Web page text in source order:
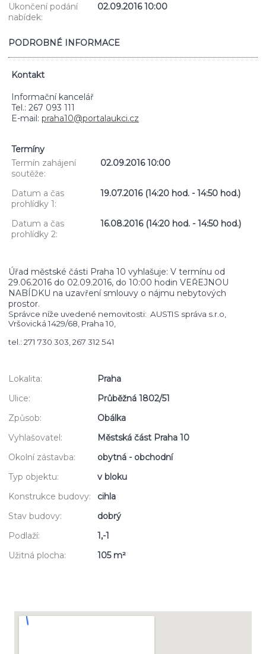
Ukončení podání
nabídek:
02.09.2016 10:00
PODROBNÉ INFORMACE
Kontakt
Informační kancelář
Tel.: 267 093 111
E-mail: praha10@portalaukci.cz
Termíny
Termín zahájení
soutěže:
02.09.2016 10:00
Datum a čas
prohlídky 1:
19.07.2016 (14:20 hod. - 14:50 hod.)
Datum a čas
prohlídky 2:
16.08.2016 (14:20 hod. - 14:50 hod.)
Úřad městské části Praha 10 vyhlašuje: V termínu od
29.06.2016 do 02.09.2016, do 10:00 hodin VEŘEJNOU
NABÍDKU na uzavření smlouvy o nájmu nebytových
prostor.
Správce níže uvedené nemovitosti: AUSTIS správa s.r.o,
Vršovická 1429/68, Praha 10,
tel.: 271 730 303, 267 312 541
Lokalita:
Praha
Ulice:
Průběžná 1802/51
Způsob:
Obálka
Vyhlašovatel:
Městská část Praha 10
Okolní zástavba:
obytná - obchodní
Typ objektu:
v bloku
Konstrukce budovy:
cihla
Stav budovy:
dobrý
Podlaží:
1,-1
Užitná plocha:
105 m²